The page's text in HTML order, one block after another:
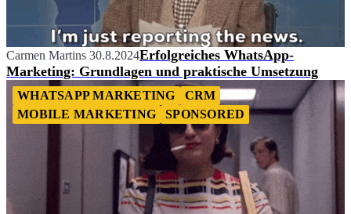
Carmen Martins 30.8.2024Erfolgreiches WhatsApp-
Marketing: Grundlagen und praktische Umsetzung
WHATSAPP MARKETING
CRM
MOBILE MARKETING
SPONSORED